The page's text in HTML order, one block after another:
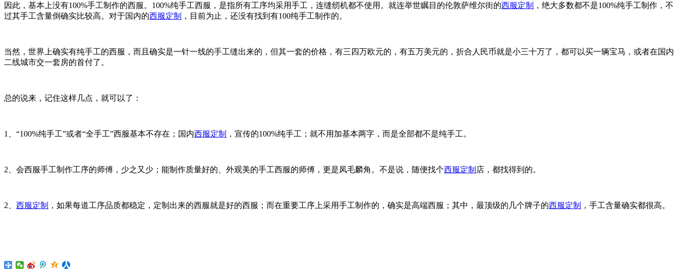
因此，基本上没有100%手工制作的西服。100%纯手工西服，是指所有工序均采用手工，连缝纫机都不使用。就连举世瞩目的伦敦萨维尔街的西服定制
，绝大多数都不是100%纯手工制作，不
过其手工含量倒确实比较高。对于国内的西服定制 ，目前为止，还没有找到有100纯手工制作的。
当然，世界上确实有纯手工的西服，而且确实是一针一线的手工缝出来的，但其一套的价格，有三四万欧元的，有五万美元的，折合人民币就是小三十万了，都可以买一辆宝马，或者在国内
二线城市交一套房的首付了。
总的说来，记住这样几点，就可以了：
1、“100%纯手工”或者“全手工”西服基本不存在；国内西服定制 ，宣传的100%纯手工；就不用加基本两字，而是全部都不是纯手工。
2、会西服手工制作工序的师傅，少之又少；能制作质量好的、外观美的手工西服的师傅，更是凤毛麟角。不是说，随便找个西服定制 店，都找得到的。
2、 西服定制 ，如果每道工序品质都稳定，定制出来的西服就是好的西服；而在重要工序上采用手工制作的，确实是高端西服；其中，最顶级的几个牌子的西服定制 ，手工含量确实都很高。